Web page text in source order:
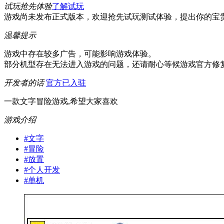
试玩抢先体验了解试玩
游戏尚未发布正式版本，欢迎抢先试玩测试体验，提出你的宝
温馨提示
游戏中存在较多广告，可能影响游戏体验。
部分机型存在无法进入游戏的问题，还请耐心等候游戏官方修
开发者的话 官方已入驻
一款文字冒险游戏,希望大家喜欢
游戏介绍
#文字
#冒险
#放置
#个人开发
#单机